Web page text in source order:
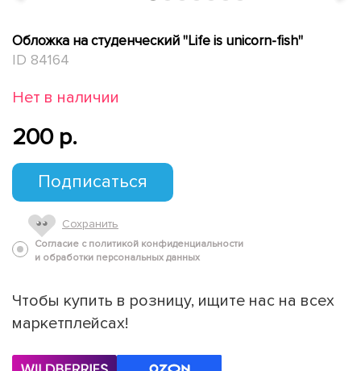
Обложка на студенческий "Life is unicorn-fish"
ID 84164
Нет в наличии
200 p.
Подписаться
Сохранить
Согласие с политикой конфиденциальности
и обработки персональных данных
Чтобы купить в розницу, ищите нас на всех
маркетплейсах!